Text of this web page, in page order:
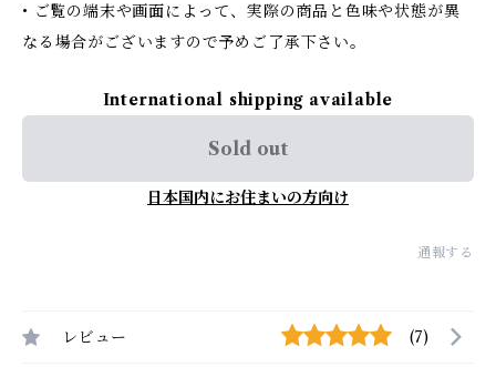
• ご覧の端末や画面によって、実際の商品と色味や状態が異
なる場合がございますので予めご了承下さい。
International shipping available
Sold out
日本国内にお住まいの方向け
通報する
レビュー (7)